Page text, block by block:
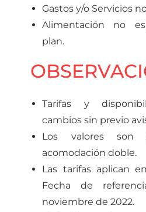
Gastos y/o Servicios
Alimentación no
plan.
Tarifas y
cambios sin previo
Los valores
acomodación doble.
Las tarifas aplican
Fecha de
noviembre de 2022.